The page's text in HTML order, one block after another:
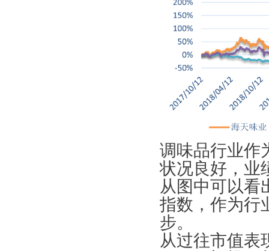
调味品行业作
状况良好，业
从图中可以看
指数，作为行
步。
从过往市值表